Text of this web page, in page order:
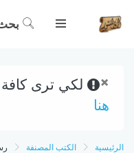
× لكي ترى كافة
هنا
الرئيسية الكتب المصنفة